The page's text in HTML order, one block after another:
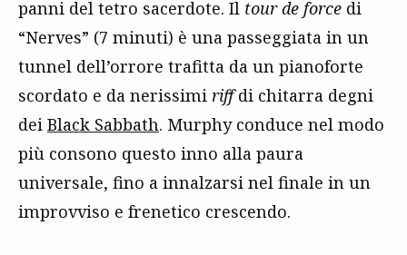
panni del tetro sacerdote. Il tour de force di
“Nerves” (7 minuti) è una passeggiata in un
tunnel dell’orrore trafitta da un pianoforte
scordato e da nerissimi riffdi chitarra degni
dei Black Sabbath. Murphy conduce nel modo
più consono questo inno alla paura
universale, fino a innalzarsi nel finale in un
improvviso e frenetico crescendo.